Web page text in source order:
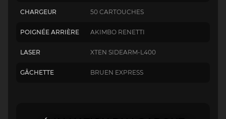
CHARGEUR 50 CARTOUCHES
POIGNÉE ARRIÈRE AKIMBO RENETTI
LASER XTEN SIDEARM-L400
GÂCHETTE BRUEN EXPRESS